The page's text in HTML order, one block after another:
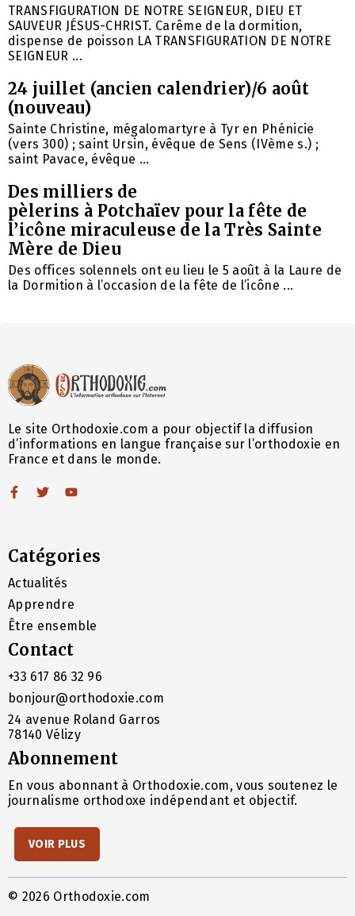
TRANSFIGURATION DE NOTRE SEIGNEUR, DIEU ET
SAUVEUR JÉSUS-CHRIST. Carême de la dormition,
dispense de poisson LA TRANSFIGURATION DE NOTRE
SEIGNEUR ...
24 juillet (ancien calendrier)/6 août
(nouveau)
Sainte Christine, mégalomartyre à Tyr en Phénicie
(vers 300) ; saint Ursin, évêque de Sens (IVème s.) ;
saint Pavace, évêque ...
Des milliers de
pèlerins à Potchaïev pour la fête de
l’icône miraculeuse de la Très Sainte
Mère de Dieu
Des offices solennels ont eu lieu le 5 août à la Laure de
la Dormition à l’occasion de la fête de l’icône ...
Le site Orthodoxie.com a pour objectif la diffusion
d’informations en langue française sur l’orthodoxie en
France et dans le monde.
Catégories
Actualités
Apprendre
Être ensemble
Contact
+33 617 86 32 96
bonjour@orthodoxie.com
24 avenue Roland Garros
78140 Vélizy
Abonnement
En vous abonnant à Orthodoxie.com, vous soutenez le
journalisme orthodoxe indépendant et objectif.
VOIR PLUS
© 2026 Orthodoxie.com